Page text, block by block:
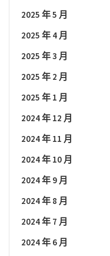
2025 年 5 月
2025 年 4 月
2025 年 3 月
2025 年 2 月
2025 年 1 月
2024 年 12 月
2024 年 11 月
2024 年 10 月
2024 年 9 月
2024 年 8 月
2024 年 7 月
2024 年 6 月